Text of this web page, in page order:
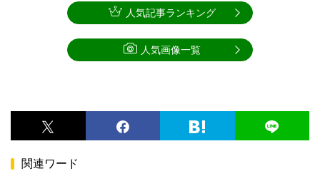
関連ワード
人気記事ランキング
人気画像一覧